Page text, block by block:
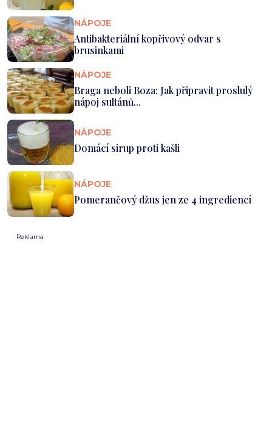
NÁPOJE
Antibakteriální kopřivový odvar s
brusinkami
NÁPOJE
Braga neboli Boza: Jak připravit proslulý
nápoj sultánů...
NÁPOJE
Domácí sirup proti kašli
NÁPOJE
Pomerančový džus jen ze 4 ingrediencí
Reklama